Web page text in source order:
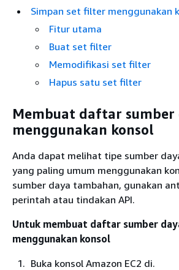
Simpan set filter menggunakan
Fitur utama
Buat set filter
Memodifikasi set filter
Hapus satu set filter
Membuat daftar sumber
menggunakan konsol
Anda dapat melihat tipe sumber
yang paling umum menggunakan
sumber daya tambahan, gunakan
perintah atau tindakan API.
Untuk membuat daftar sumber
menggunakan konsol
Buka konsol Amazon EC2 di.